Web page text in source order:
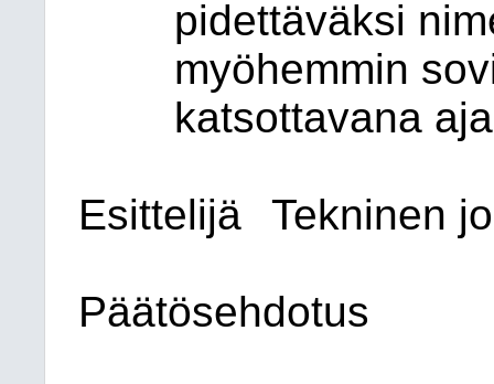
pidettäväksi
myöhemmin
katsottavana
Esittelijä Tekninen
Päätösehdotus